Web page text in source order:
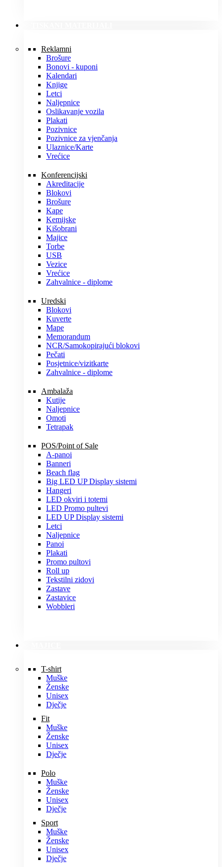
Reklamni
Brošure
Bonovi - kuponi
Kalendari
Knjige
Letci
Naljepnice
Oslikavanje vozila
Plakati
Pozivnice
Pozivnice za vjenčanja
Ulaznice/Karte
Vrećice
Konferencijski
Akreditacije
Blokovi
Brošure
Kape
Kemijske
Kišobrani
Majice
Torbe
USB
Vezice
Vrećice
Zahvalnice - diplome
Uredski
Blokovi
Kuverte
Mape
Memorandum
NCR/Samokopirajući blokovi
Pečati
Posjetnice/vizitkarte
Zahvalnice - diplome
Ambalaža
Kutije
Naljepnice
Omoti
Tetrapak
POS/Point of Sale
A-panoi
Banneri
Beach flag
Big LED UP Display sistemi
Hangeri
LED okviri i totemi
LED Promo pultevi
LED UP Display sistemi
Letci
Naljepnice
Panoi
Plakati
Promo pultovi
Roll up
Tekstilni zidovi
Zastave
Zastavice
Wobbleri
T-shirt
Muške
Ženske
Unisex
Dječje
Fit
Muške
Ženske
Unisex
Dječje
Polo
Muške
Ženske
Unisex
Dječje
Sport
Muške
Ženske
Unisex
Dječje